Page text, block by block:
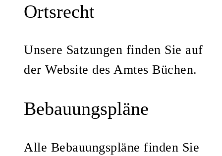
Ortsrecht
Unsere Satzungen finden Sie auf
der Website des Amtes Büchen.
Bebauungspläne
Alle Bebauungspläne finden Sie